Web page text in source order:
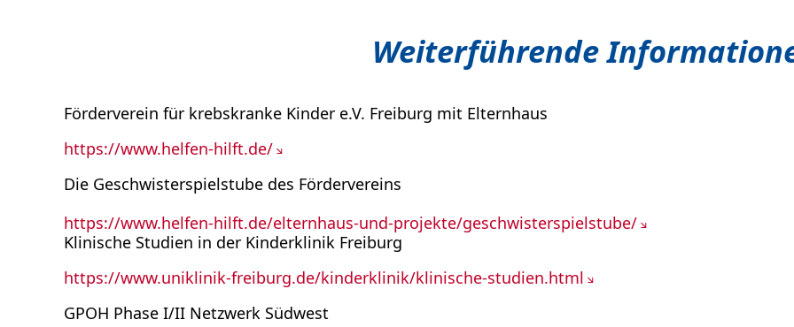
Weiterführende
Förderverein für krebskranke Kinder e.V. Freiburg mit Elternhaus
https://www.helfen-hilft.de/
Die Geschwisterspielstube des Fördervereins
https://www.helfen-hilft.de/elternhaus-und-projekte/geschwisterspielstube/
Klinische Studien in der Kinderklinik Freiburg
https://www.uniklinik-freiburg.de/kinderklinik/klinische-studien.html
GPOH Phase I/II Netzwerk Südwest